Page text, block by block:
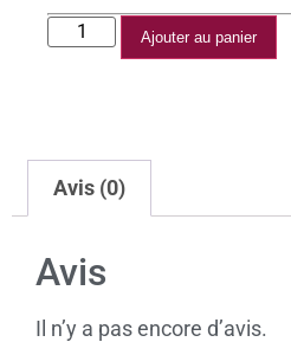
Ajouter au panier
Avis (0)
Avis
Il n’y a pas encore d’avis.